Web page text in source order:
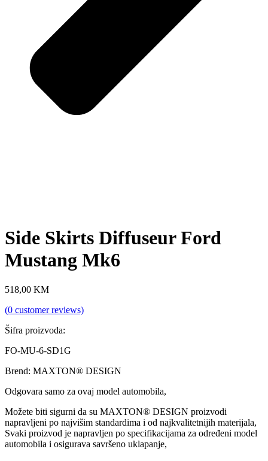
Side Skirts Diffuseur Ford
Mustang Mk6
518,00 KM
(0 customer reviews)
Šifra proizvoda:
FO-MU-6-SD1G
Brend: MAXTON® DESIGN
Odgovara samo za ovaj model automobila,
Možete biti sigurni da su MAXTON® DESIGN proizvodi
napravljeni po najvišim standardima i od najkvalitetnijih materijala,
Svaki proizvod je napravljen po specifikacijama za određeni model
automobila i osigurava savršeno uklapanje,